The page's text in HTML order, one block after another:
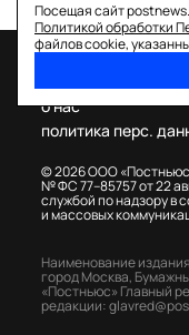
Посещая сайт
Политикой обработки
файлов cookie,
© 2026 ООО
№ ФС 77–85757 от 22
службой по надзору в
и массовых
о нас
политика перс.
Наименование
город Москва,
«Постньюс» Главный
редакции: